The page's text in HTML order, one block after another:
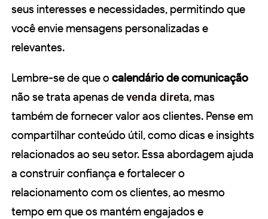
seus interesses e necessidades, permitindo que
você envie mensagens personalizadas e
relevantes.
Lembre-se de que o calendário de comunicação
não se trata apenas devenda direta, mas
também de fornecer valor aos clientes. Pense em
compartilhar conteúdo útil, como dicas e insights
relacionados ao seu setor. Essa abordagem ajuda
a construir confiança e fortalecer o
relacionamento com os clientes, ao mesmo
tempo em que os mantém engajados e